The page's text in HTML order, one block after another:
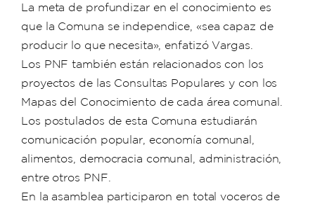
La meta de profundizar en el conocimiento es
que la Comuna se independice, «sea capaz de
producir lo que necesita», enfatizó Vargas.
Los PNF también están relacionados con los
proyectos de las Consultas Populares y con los
Mapas del Conocimiento de cada área comunal.
Los postulados de esta Comuna estudiarán
comunicación popular, economía comunal,
alimentos, democracia comunal, administración,
entre otros PNF.
En la asamblea participaron en total voceros de